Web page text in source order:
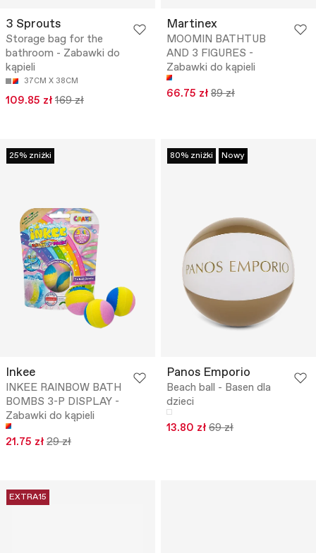
3 Sprouts
Storage bag for the
bathroom - Zabawki do
kąpieli
37CM X 38CM
109.85 zł 169 zł
Martinex
MOOMIN BATHTUB
AND 3 FIGURES -
Zabawki do kąpieli
66.75 zł 89 zł
25% zniżki
Inkee
INKEE RAINBOW BATH
BOMBS 3-P DISPLAY -
Zabawki do kąpieli
21.75 zł 29 zł
80% zniżki Nowy
Panos Emporio
Beach ball - Basen dla
dzieci
13.80 zł 69 zł
EXTRA15